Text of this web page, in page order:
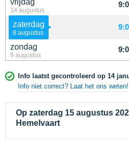
vrijdag
14 augustus
zaterdag
8 augustus
zondag
9 augustus
Info laatst gecontroleerd op 14
Info niet correct? Laat het ons weten!
Op zaterdag 15 augustus
Hemelvaart